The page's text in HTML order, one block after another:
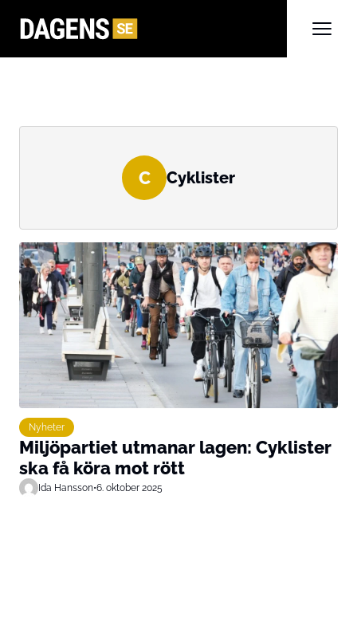
C Cyklister
Nyheter
Miljöpartiet utmanar lagen: Cyklister
ska få köra mot rött
Ida Hansson•6. oktober 2025